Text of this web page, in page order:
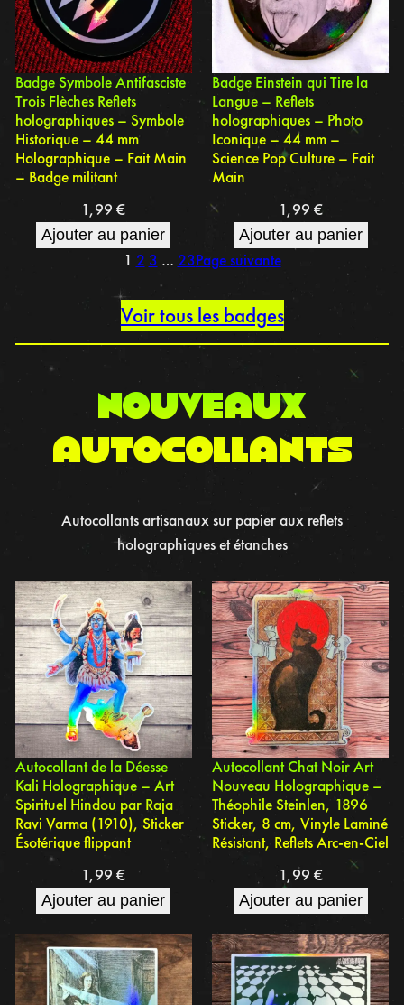
Badge Symbole Antifasciste
Trois Flèches Reflets
holographiques – Symbole
Historique – 44 mm
Holographique – Fait Main
– Badge militant
1,99€
Ajouter au panier
Badge Einstein qui Tire la
Langue – Reflets
holographiques – Photo
Iconique – 44 mm –
Science Pop Culture – Fait
Main
1,99 €
Ajouter au panier
1 2 3 … 23Page suivante
Voir tous les badges
nouveaux
autocollants
Autocollants artisanaux sur papier aux reflets
holographiques et étanches
Autocollant de la Déesse
Kali Holographique – Art
Spirituel Hindou par Raja
Ravi Varma (1910), Sticker
Ésotérique flippant
1,99€
Ajouter au panier
Autocollant Chat Noir Art
Nouveau Holographique –
Théophile Steinlen, 1896
Sticker, 8 cm, Vinyle Laminé
Résistant, Reflets Arc-en-Ciel
1,99 €
Ajouter au panier